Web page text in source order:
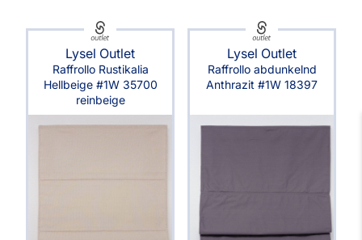
Lysel Outlet
Raffrollo Rustikalia
Hellbeige #1W 35700
reinbeige
Lysel Outlet
Raffrollo abdunkelnd
Anthrazit #1W 18397